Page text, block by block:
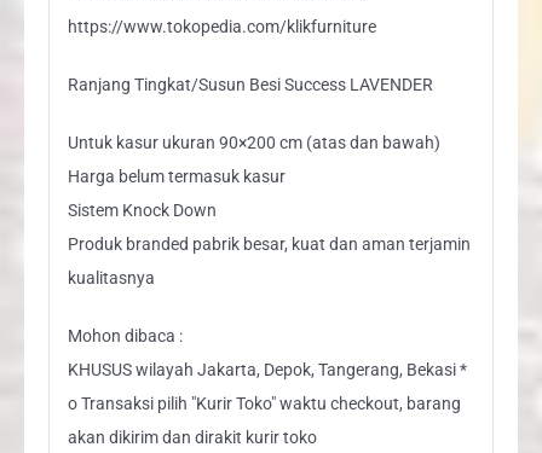
https://www.tokopedia.com/klikfurniture
Ranjang Tingkat/Susun Besi Success LAVENDER
Untuk kasur ukuran 90×200 cm (atas dan bawah)
Harga belum termasuk kasur
Sistem Knock Down
Produk branded pabrik besar, kuat dan aman terjamin
kualitasnya
Mohon dibaca :
KHUSUS wilayah Jakarta, Depok, Tangerang, Bekasi *
o Transaksi pilih "Kurir Toko" waktu checkout, barang
akan dikirim dan dirakit kurir toko